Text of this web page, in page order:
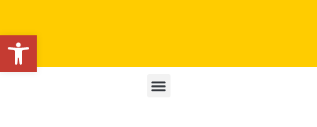
Apri la barra degli strumenti